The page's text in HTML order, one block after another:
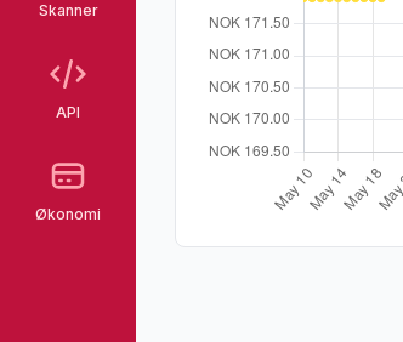
Skanner
API
Økonomi